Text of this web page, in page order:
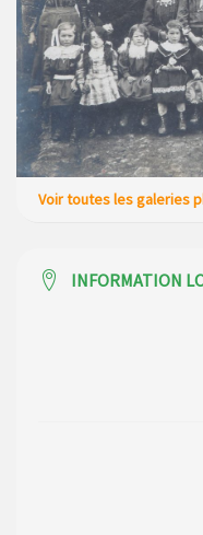
Campagne de
2026
Voir toutes les galeries
INFORMATION